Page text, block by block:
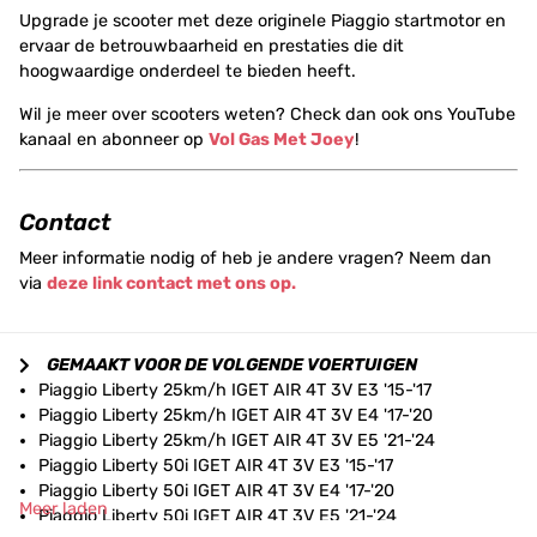
Upgrade je scooter met deze originele Piaggio startmotor en
ervaar de betrouwbaarheid en prestaties die dit
hoogwaardige onderdeel te bieden heeft.
Wil je meer over scooters weten? Check dan ook ons YouTube
kanaal en abonneer op Vol Gas Met Joey!
Contact
Meer informatie nodig of heb je andere vragen? Neem dan
via deze link contact met ons op.
GEMAAKT VOOR DE VOLGENDE VOERTUIGEN
Piaggio Liberty 25km/h IGET AIR 4T 3V E3 '15-'17
Piaggio Liberty 25km/h IGET AIR 4T 3V E4 '17-'20
Piaggio Liberty 25km/h IGET AIR 4T 3V E5 '21-'24
Piaggio Liberty 50i IGET AIR 4T 3V E3 '15-'17
Piaggio Liberty 50i IGET AIR 4T 3V E4 '17-'20
Piaggio Liberty 50i IGET AIR 4T 3V E5 '21-'24
Meer laden